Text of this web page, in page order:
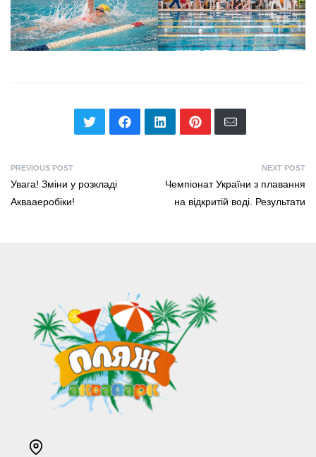
PREVIOUS POST
Увага! Зміни у розкладі
Аквааеробіки!
NEXT POST
Чемпіонат України з плавання
на відкритій воді. Результати